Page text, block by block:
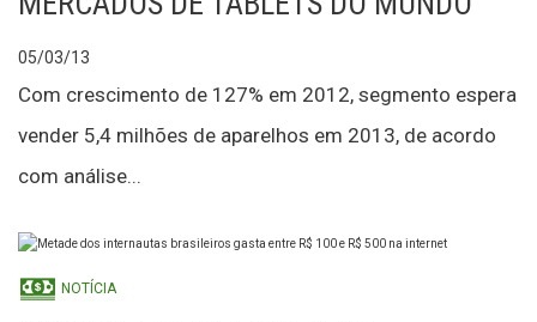
05/03/13
Com crescimento de 127% em 2012, segmento espera
vender 5,4 milhões de aparelhos em 2013, de acordo
com análise...
NOTÍCIA